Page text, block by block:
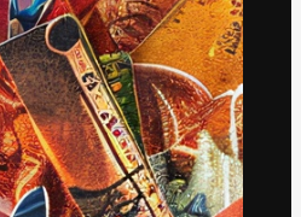
Siga-nos
Suporte ao cliente
Instagram
YouTube
LinkedIn